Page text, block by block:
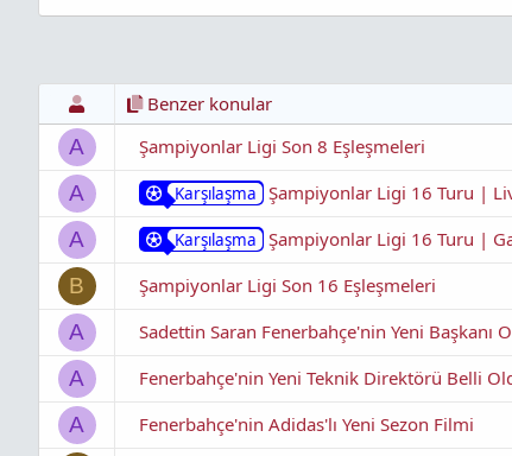
K
o
p
y
a
l
a
Benzer konular
A Şampiyonlar Ligi Son 8 Eşleşmeleri
A Karşılaşma Şampiyonlar Ligi 16 Turu |
A Karşılaşma Şampiyonlar Ligi 16 Turu |
B Şampiyonlar Ligi Son 16 Eşleşmeleri
A Sadettin Saran Fenerbahçe'nin Yeni Başkanı
A Fenerbahçe'nin Yeni Teknik Direktörü Belli
A Fenerbahçe'nin Adidas'lı Yeni Sezon Filmi